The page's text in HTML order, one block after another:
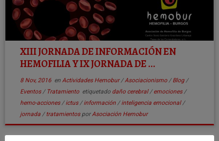
XIII JORNADA DE INFORMACIÓN EN
HEMOFILIA Y IX JORNADA DE ...
8 Nov, 2016en Actividades Hemobur/Asociacionismo /Blog/
Eventos/ Tratamiento etiquetado daño cerebral/emociones/
hemo-acciones/ictus/información /inteligencia emocional/
jornada /tratamientos porAsociación Hemobur